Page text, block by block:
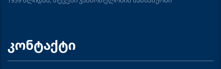
კონტაქტი